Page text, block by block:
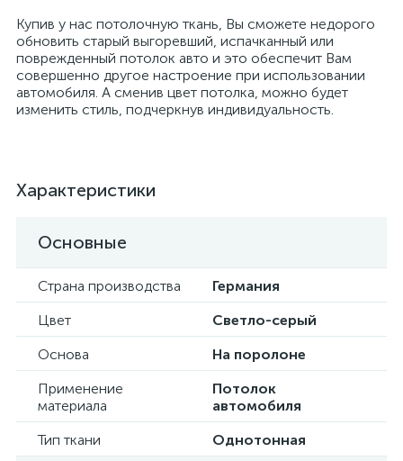
Купив у нас потолочную ткань, Вы сможете недорого
обновить старый выгоревший, испачканный или
поврежденный потолок авто и это обеспечит Вам
совершенно другое настроение при использовании
автомобиля. А сменив цвет потолка, можно будет
изменить стиль, подчеркнув индивидуальность.
Характеристики
Основные
Страна производства
Германия
Цвет
Светло-серый
Основа
На поролоне
Применение
материала
Потолок
автомобиля
Тип ткани
Однотонная